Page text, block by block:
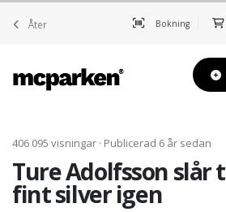
Åter Bokning
406 095 visningar · Publicerad 6 år sedan
Ture Adolfsson slår
fint silver igen